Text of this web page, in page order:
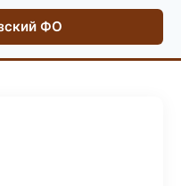
ФО